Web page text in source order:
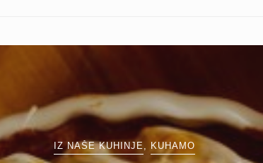
IZ NAŠE KUHINJE KUHAMO